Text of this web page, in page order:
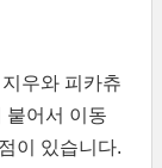
우와 피카츄
붙어서 이동
이 있습니다.